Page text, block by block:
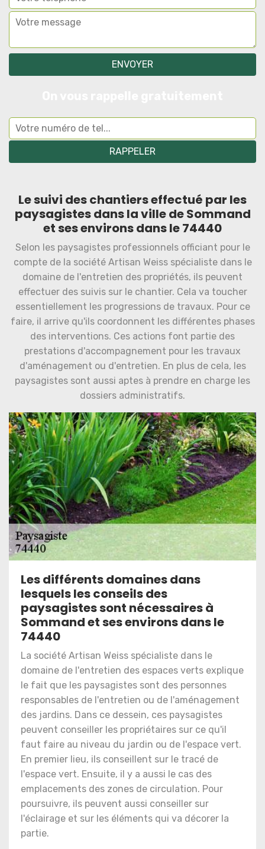
Le suivi des chantiers effectué par les
paysagistes dans la ville de Sommand
et ses environs dans le 74440
Selon les paysagistes professionnels officiant pour le
compte de la société Artisan Weiss spécialiste dans le
domaine de l'entretien des propriétés, ils peuvent
effectuer des suivis sur le chantier. Cela va toucher
essentiellement les progressions de travaux. Pour ce
faire, il arrive qu'ils coordonnent les différentes phases
des interventions. Ces actions font partie des
prestations d'accompagnement pour les travaux
d'aménagement ou d'entretien. En plus de cela, les
paysagistes sont aussi aptes à prendre en charge les
dossiers administratifs.
Les différents domaines dans
lesquels les conseils des
paysagistes sont nécessaires à
Sommand et ses environs dans le
74440
La société Artisan Weiss spécialiste dans le
domaine de l'entretien des espaces verts explique
le fait que les paysagistes sont des personnes
responsables de l'entretien ou de l'aménagement
des jardins. Dans ce dessein, ces paysagistes
peuvent conseiller les propriétaires sur ce qu'il
faut faire au niveau du jardin ou de l'espace vert.
En premier lieu, ils conseillent sur le tracé de
l'espace vert. Ensuite, il y a aussi le cas des
emplacements des zones de circulation. Pour
poursuivre, ils peuvent aussi conseiller sur
l'éclairage et sur les éléments qui va décorer la
partie.